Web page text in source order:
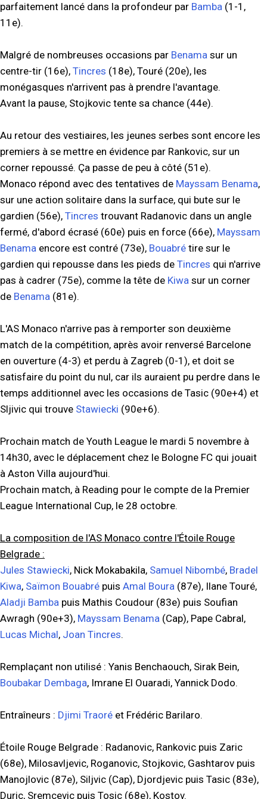
parfaitement lancé dans la profondeur par Bamba (1-1,
11e).
Malgré de nombreuses occasions par Benama sur un
centre-tir (16e), Tincres (18e), Touré (20e), les
monégasques n'arrivent pas à prendre l'avantage.
Avant la pause, Stojkovic tente sa chance (44e).
Au retour des vestiaires, les jeunes serbes sont encore les
premiers à se mettre en évidence par Rankovic, sur un
corner repoussé. Ça passe de peu à côté (51e).
Monaco répond avec des tentatives de Mayssam Benama,
sur une action solitaire dans la surface, qui bute sur le
gardien (56e), Tincres trouvant Radanovic dans un angle
fermé, d'abord écrasé (60e) puis en force (66e), Mayssam
Benama encore est contré (73e), Bouabré tire sur le
gardien qui repousse dans les pieds de Tincres qui n'arrive
pas à cadrer (75e), comme la tête de Kiwa sur un corner
de Benama (81e).
L'AS Monaco n'arrive pas à remporter son deuxième
match de la compétition, après avoir renversé Barcelone
en ouverture (4-3) et perdu à Zagreb (0-1), et doit se
satisfaire du point du nul, car ils auraient pu perdre dans le
temps additionnel avec les occasions de Tasic (90e+4) et
Sljivic qui trouve Stawiecki (90e+6).
Prochain match de Youth League le mardi 5 novembre à
14h30, avec le déplacement chez le Bologne FC qui jouait
à Aston Villa aujourd'hui.
Prochain match, à Reading pour le compte de la Premier
League International Cup, le 28 octobre.
La composition de l'AS Monaco contre l'Étoile Rouge
Belgrade :
Jules Stawiecki, Nick Mokabakila, Samuel Nibombé, Bradel
Kiwa, Saïmon Bouabré puis Amal Boura (87e), Ilane Touré,
Aladji Bamba puis Mathis Coudour (83e) puis Soufian
Awragh (90e+3), Mayssam Benama (Cap), Pape Cabral,
Lucas Michal, Joan Tincres.
Remplaçant non utilisé : Yanis Benchaouch, Sirak Bein,
Boubakar Dembaga, Imrane El Ouaradi, Yannick Dodo.
Entraîneurs : Djimi Traoré et Frédéric Barilaro.
Étoile Rouge Belgrade : Radanovic, Rankovic puis Zaric
(68e), Milosavljevic, Roganovic, Stojkovic, Gashtarov puis
Manojlovic (87e), Siljvic (Cap), Djordjevic puis Tasic (83e),
Duric, Sremcevic puis Tosic (68e), Kostov.